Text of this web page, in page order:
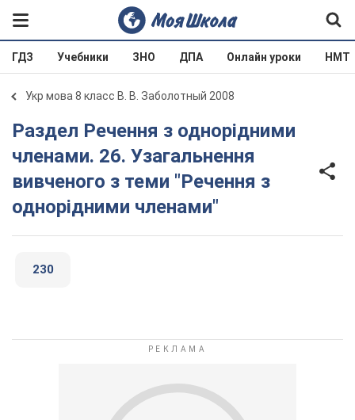
ГДЗ Учебники ЗНО ДПА Онлайн уроки НМТ
Укр мова 8 класс В. В. Заболотный 2008
Раздел Речення з однорідними
членами. 26. Узагальнення
вивченого з теми "Речення з
однорідними членами"
230